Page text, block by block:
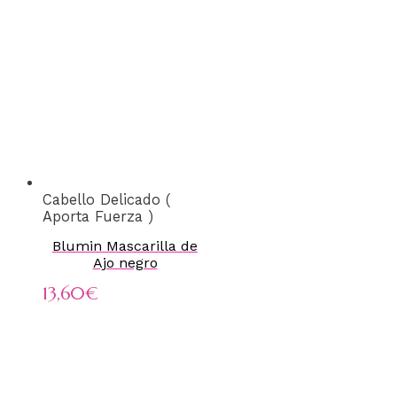
Cabello Delicado (
Aporta Fuerza )
Blumin Mascarilla de
Ajo negro
13,60€